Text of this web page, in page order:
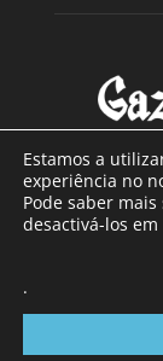
Com sede
a sul de
toda a região
Estamos a
experiência no
Pode saber
desactivá-los em
.